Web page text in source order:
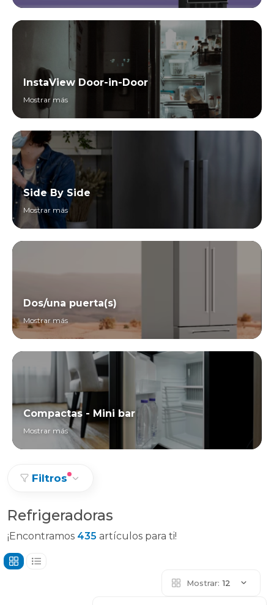
InstaView Door-in-Door
Mostrar más
Side By Side
Mostrar más
Dos/una puerta(s)
Mostrar más
Compactas - Mini bar
Mostrar más
Filtros
Refrigeradoras
¡Encontramos 435 artículos para ti!
Mostrar: 12